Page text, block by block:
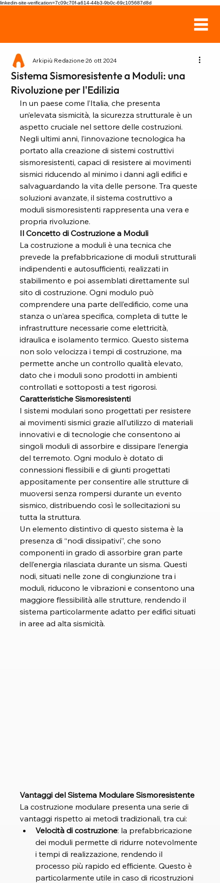
linkedin-site-verification=7c09c70f-a614-44b3-9b0c-69c105687d8d
Sistema Sismoresistente a Moduli: una
Rivoluzione per l'Edilizia
Arkipiù Redazione26 ott 2024
In un paese come l’Italia, che presenta
un’elevata sismicità, la sicurezza strutturale è un
aspetto cruciale nel settore delle costruzioni.
Negli ultimi anni, l’innovazione tecnologica ha
portato alla creazione di sistemi costruttivi
sismoresistenti, capaci di resistere ai movimenti
sismici riducendo al minimo i danni agli edifici e
salvaguardando la vita delle persone. Tra queste
soluzioni avanzate, il sistema costruttivo a
moduli sismoresistenti rappresenta una vera e
propria rivoluzione.
Il Concetto di Costruzione a Moduli
La costruzione a moduli è una tecnica che
prevede la prefabbricazione di moduli strutturali
indipendenti e autosufficienti, realizzati in
stabilimento e poi assemblati direttamente sul
sito di costruzione. Ogni modulo può
comprendere una parte dell’edificio, come una
stanza o un'area specifica, completa di tutte le
infrastrutture necessarie come elettricità,
idraulica e isolamento termico. Questo sistema
non solo velocizza i tempi di costruzione, ma
permette anche un controllo qualità elevato,
dato che i moduli sono prodotti in ambienti
controllati e sottoposti a test rigorosi.
Caratteristiche Sismoresistenti
I sistemi modulari sono progettati per resistere
ai movimenti sismici grazie all’utilizzo di materiali
innovativi e di tecnologie che consentono ai
singoli moduli di assorbire e dissipare l’energia
del terremoto. Ogni modulo è dotato di
connessioni flessibili e di giunti progettati
appositamente per consentire alle strutture di
muoversi senza rompersi durante un evento
sismico, distribuendo così le sollecitazioni su
tutta la struttura.
Un elemento distintivo di questo sistema è la
presenza di “nodi dissipativi”, che sono
componenti in grado di assorbire gran parte
dell’energia rilasciata durante un sisma. Questi
nodi, situati nelle zone di congiunzione tra i
moduli, riducono le vibrazioni e consentono una
maggiore flessibilità alle strutture, rendendo il
sistema particolarmente adatto per edifici situati
in aree ad alta sismicità.
Vantaggi del Sistema Modulare Sismoresistente
La costruzione modulare presenta una serie di
vantaggi rispetto ai metodi tradizionali, tra cui:
Velocità di costruzione: la prefabbricazione
dei moduli permette di ridurre notevolmente
i tempi di realizzazione, rendendo il
processo più rapido ed efficiente. Questo è
particolarmente utile in caso di ricostruzioni